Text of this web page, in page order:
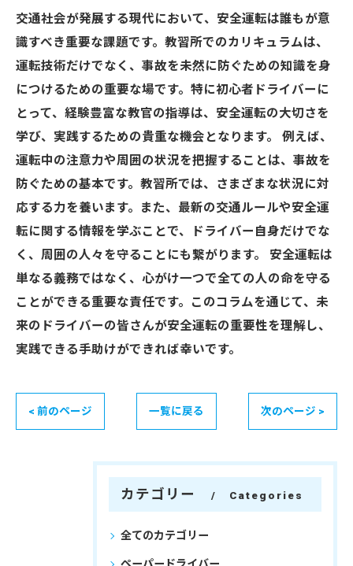
交通社会が発展する現代において、安全運転は誰もが意
識すべき重要な課題です。教習所でのカリキュラムは、
運転技術だけでなく、事故を未然に防ぐための知識を身
につけるための重要な場です。特に初心者ドライバーに
とって、経験豊富な教官の指導は、安全運転の大切さを
学び、実践するための貴重な機会となります。 例えば、
運転中の注意力や周囲の状況を把握することは、事故を
防ぐための基本です。教習所では、さまざまな状況に対
応する力を養います。また、最新の交通ルールや安全運
転に関する情報を学ぶことで、ドライバー自身だけでな
く、周囲の人々を守ることにも繋がります。 安全運転は
単なる義務ではなく、心がけ一つで全ての人の命を守る
ことができる重要な責任です。このコラムを通じて、未
来のドライバーの皆さんが安全運転の重要性を理解し、
実践できる手助けができれば幸いです。
< 前のページ 一覧に戻る 次のページ >
カテゴリー Categories
全てのカテゴリー